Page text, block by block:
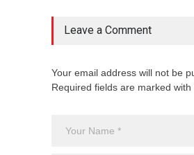
Leave a Comment
Your email address will not be
Required fields are marked with